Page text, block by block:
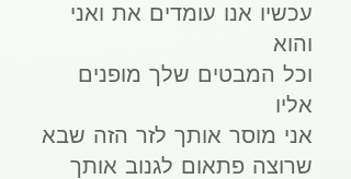
עכשיו אנו עומדים את ואני
והוא
וכל המבטים שלך מופנים
אליו
אני מוסר אותך לזר הזה שבא
שרוצה פתאום לגנוב אותך